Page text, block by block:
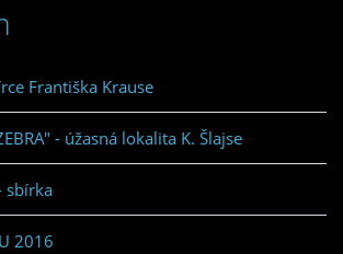
Františka Krause
- úžasná lokalita K. Šlajse
sbírka
2016